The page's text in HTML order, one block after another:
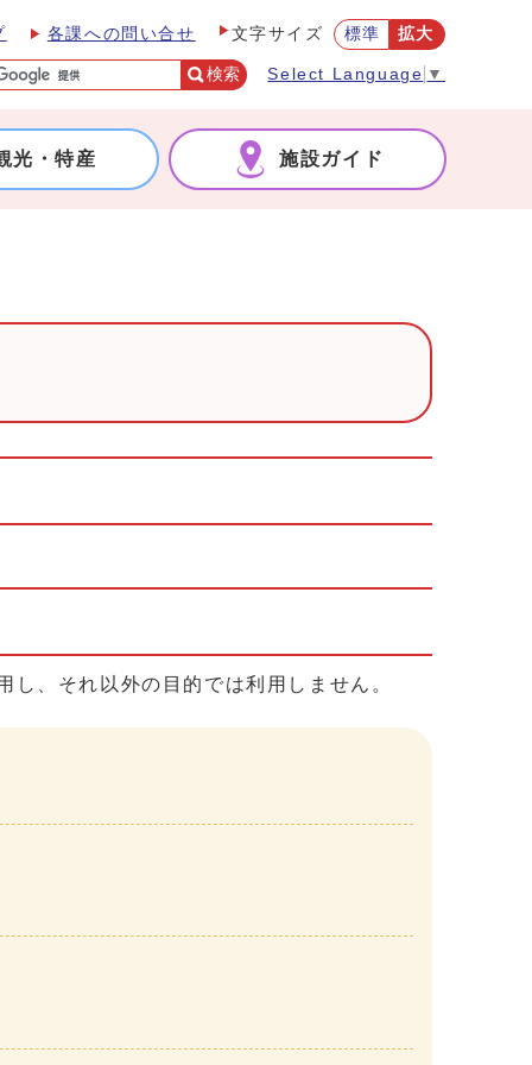
各課への問い合せ 文字サイズ 標準 拡大
検索 Select Language ▼
光・特産 施設ガイド
、それ以外の目的では利用しません。